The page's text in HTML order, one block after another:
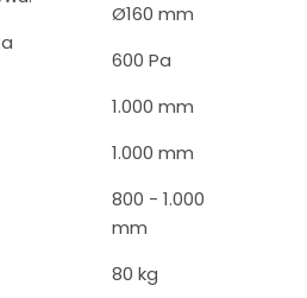
Ø160 mm
600 Pa
1.000 mm
1.000 mm
800 - 1.000
mm
80 kg